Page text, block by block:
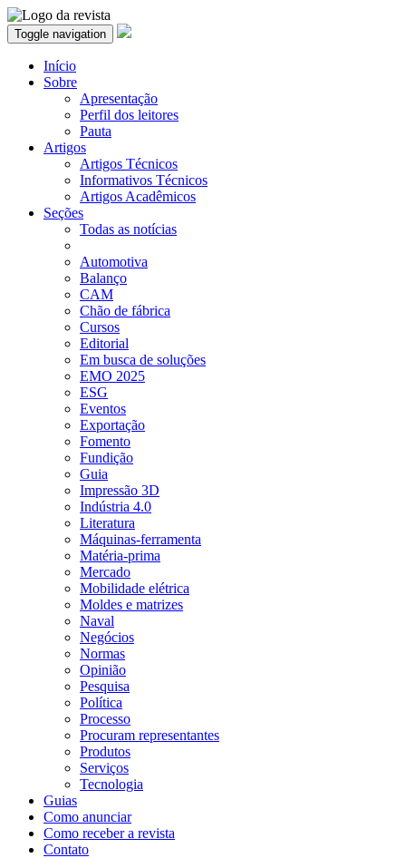
Toggle navigation
Início
Sobre
Apresentação
Perfil dos leitores
Pauta
Artigos
Artigos Técnicos
Informativos Técnicos
Artigos Acadêmicos
Seções
Todas as notícias
Automotiva
Balanço
CAM
Chão de fábrica
Cursos
Editorial
Em busca de soluções
EMO 2025
ESG
Eventos
Exportação
Fomento
Fundição
Guia
Impressão 3D
Indústria 4.0
Literatura
Máquinas-ferramenta
Matéria-prima
Mercado
Mobilidade elétrica
Moldes e matrizes
Naval
Negócios
Normas
Opinião
Pesquisa
Política
Processo
Procuram representantes
Produtos
Serviços
Tecnologia
Guias
Como anunciar
Como receber a revista
Contato